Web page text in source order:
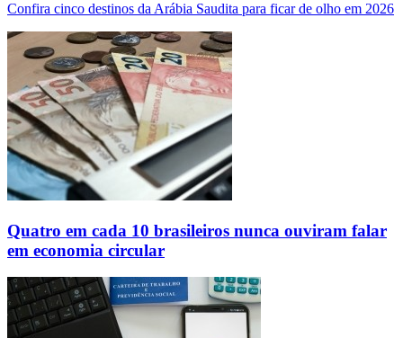
Confira cinco destinos da Arábia Saudita para ficar de olho em 2026
Quatro em cada 10 brasileiros nunca ouviram falar
em economia circular